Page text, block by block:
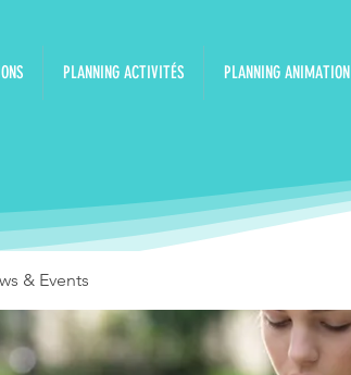
PLANNING ACTIVITÉS PLANNING ANIMATION
& Events